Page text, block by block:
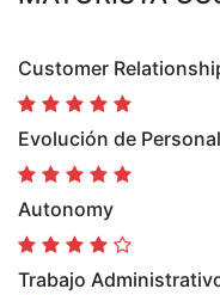
Customer
Evolución de Personal
Autonomy
Trabajo